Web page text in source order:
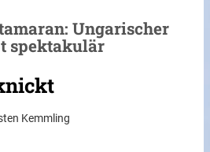
Ungarischer
spektakulär
Kemmling